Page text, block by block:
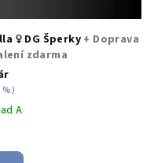
♀️ DG Šperky+ Doprava
zdarma
%)
A